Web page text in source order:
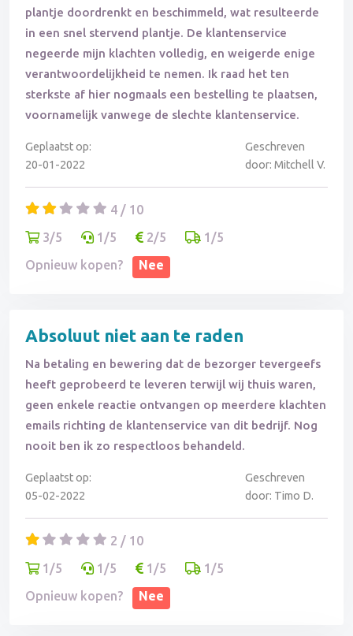
plantje doordrenkt en beschimmeld, wat resulteerde
in een snel stervend plantje. De klantenservice
negeerde mijn klachten volledig, en weigerde enige
verantwoordelijkheid te nemen. Ik raad het ten
sterkste af hier nogmaals een bestelling te plaatsen,
voornamelijk vanwege de slechte klantenservice.
Geplaatst op:
20-01-2022
Geschreven
door: Mitchell V.
4 / 10
3/5
1/5 2/5
1/5
Opnieuw kopen?
Nee
Absoluut niet aan te raden
Na betaling en bewering dat de bezorger tevergeefs
heeft geprobeerd te leveren terwijl wij thuis waren,
geen enkele reactie ontvangen op meerdere klachten
emails richting de klantenservice van dit bedrijf. Nog
nooit ben ik zo respectloos behandeld.
Geplaatst op:
05-02-2022
Geschreven
door: Timo D.
2 / 10
1/5
1/5 1/5
1/5
Opnieuw kopen?
Nee